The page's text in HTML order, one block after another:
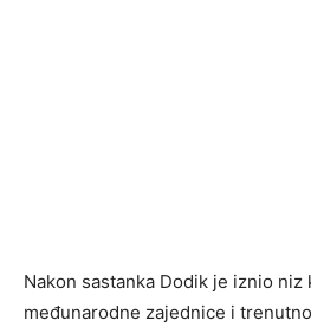
Nakon sastanka Dodik je iznio niz
međunarodne zajednice i